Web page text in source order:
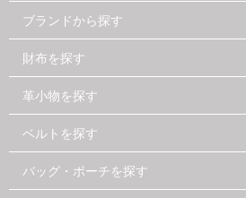
ブランドから探す
財布を探す
革小物を探す
ベルトを探す
バッグ・ポーチを探す